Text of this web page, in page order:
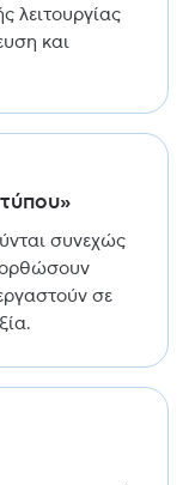
λειτουργίας
και
συνεχώς
σε